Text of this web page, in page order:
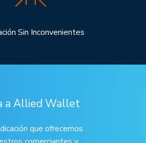
Sin Inconvenientes
a Allied Wallet
que ofrecemos